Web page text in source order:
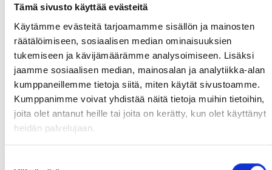
Tämä sivusto käyttää evästeitä
Käytämme evästeitä tarjoamamme sisällön ja mainosten
räätälöimiseen, sosiaalisen median ominaisuuksien
tukemiseen ja kävijämäärämme analysoimiseen. Lisäksi
jaamme sosiaalisen median, mainosalan ja analytiikka-alan
kumppaneillemme tietoja siitä, miten käytät sivustoamme.
Kumppanimme voivat yhdistää näitä tietoja muihin tietoihin,
joita olet antanut heille tai joita on kerätty, kun olet käyttänyt
heidän palvelujaan.
- Puhallinyksikössä automaattinen
ilmavirtauksen jatkuva kalibrointi
- Power-akku tarjoaa keskeytymättömän
työpäivän:
Käyttöaika taso 1 (vähintään 100 l/min): n.14 h.
Käyttöaika taso 2 (vähintään 115 l/min): n.12 h.
Käyttöaika taso 3 (vähintään 130 l/min): n.8 h.
Latausaika: n.6 h.